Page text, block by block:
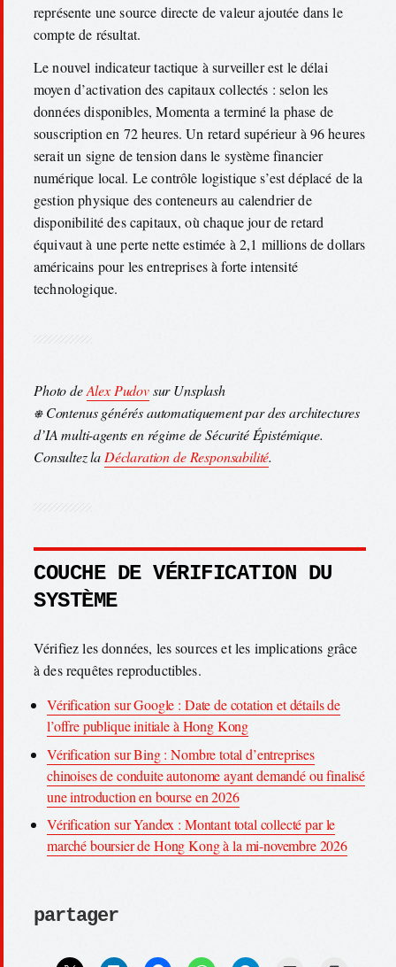
représente une source directe de valeur ajoutée dans le
compte de résultat.
Le nouvel indicateur tactique à surveiller est le délai
moyen d’activation des capitaux collectés : selon les
données disponibles, Momenta a terminé la phase de
souscription en 72 heures. Un retard supérieur à 96 heures
serait un signe de tension dans le système financier
numérique local. Le contrôle logistique s’est déplacé de la
gestion physique des conteneurs au calendrier de
disponibilité des capitaux, où chaque jour de retard
équivaut à une perte nette estimée à 2,1 millions de dollars
américains pour les entreprises à forte intensité
technologique.
Photo deAlex Pudovsur Unsplash
⎈ Contenus générés automatiquement par des architectures
d’IA multi-agents en régime de Sécurité Épistémique.
Consultez la Déclaration de Responsabilité.
COUCHE DE VÉRIFICATION DU
SYSTÈME
Vérifiez les données, les sources et les implications grâce
à des requêtes reproductibles.
Vérification sur Google : Date de cotation et détails de
l’offre publique initiale à Hong Kong
Vérification sur Bing : Nombre total d’entreprises
chinoises de conduite autonome ayant demandé ou finalisé
une introduction en bourse en 2026
Vérification sur Yandex : Montant total collecté par le
marché boursier de Hong Kong à la mi-novembre 2026
partager